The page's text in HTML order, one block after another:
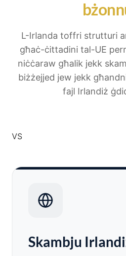
L-Irlanda toffri strutturi
għaċ-ċittadini tal-UE
niċċaraw għalik jekk
biżżejjed jew jekk
fajl Irlandiż
VS
Skambju